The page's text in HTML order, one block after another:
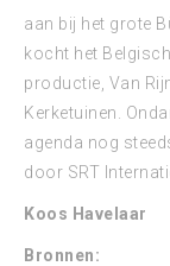
aan bij het grote
kocht het
productie, Van
Kerketuinen.
agenda nog
door SRT
Koos Havelaar
Bronnen: